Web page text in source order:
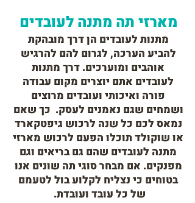
מארזי תה מתנה לעובדים
מתנות לעובדים הן דרך מובהקת
להביע הערכה, לגרום להם להרגיש
אוהבים ומוערכים. דרך מתנות
לעובדים אתם יוצרים מקום עבודה
פורה ואיכותי ועובדים מרוצים
ושמחים שגם נאמנים לעסק. כך שאם
נמאס לכם כל שנה לרכוש גיפטקארד
או שוקולד תוכלו הפעם לרכוש מארזי
מתנה לעובדים שהם גם בריאים וגם
מפנקים. אם מבחר סוגי תה שונים אנו
בטוחים כי נצליח לקלוע בול לטעמם
של כל עובד ועובדת.